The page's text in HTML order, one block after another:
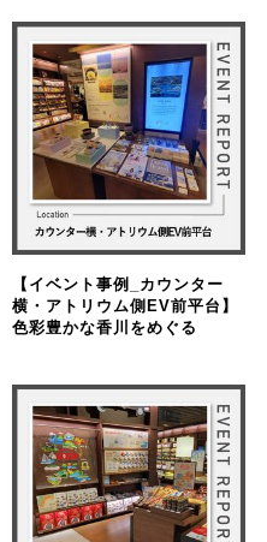
【イベント事例_カウンター
横・アトリウム側EV前平台】
色彩豊かな香川をめぐる